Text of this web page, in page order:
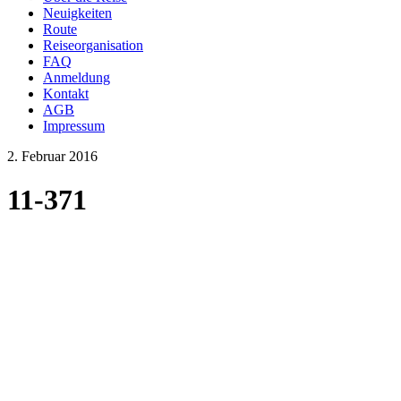
Neuigkeiten
Route
Reiseorganisation
FAQ
Anmeldung
Kontakt
AGB
Impressum
2. Februar 2016
11-371